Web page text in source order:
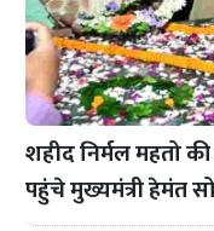
शहीद निर्मल महतो
पहुंचे मुख्यमंत्री हेमंत